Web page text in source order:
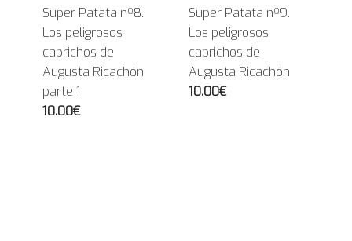
Super Patata nº8.
Los peligrosos
caprichos de
Augusta Ricachón
parte 1
10.00€
Super Patata nº9.
Los peligrosos
caprichos de
Augusta Ricachón
10.00€